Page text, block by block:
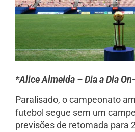
*Alice Almeida – Dia a Dia
Paralisado, o campeonato
futebol segue sem um
previsões de retomada para